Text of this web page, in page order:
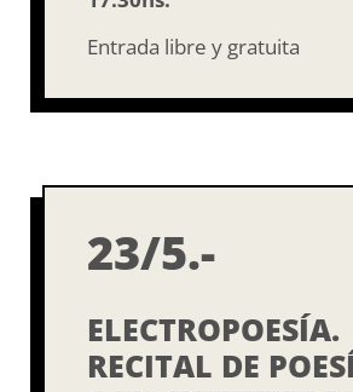
Entrada libre y gratuita
23/5.-
ELECTROPOESÍA.
RECITAL DE